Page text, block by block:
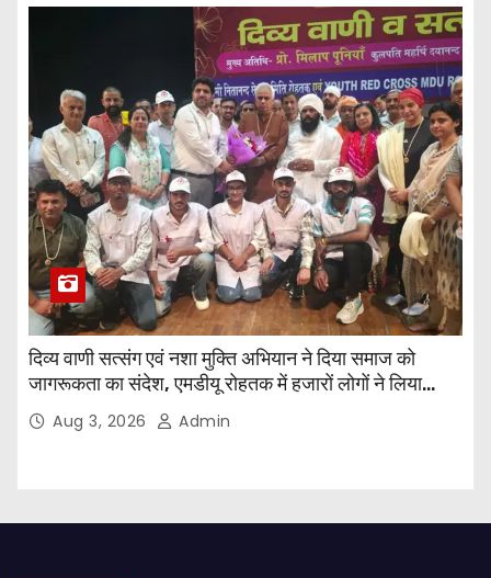
दिव्य वाणी सत्संग एवं नशा मुक्ति अभियान ने दिया समाज को
जागरूकता का संदेश, एमडीयू रोहतक में हजारों लोगों ने लिया
संकल्पAug 3, 2026 Admin